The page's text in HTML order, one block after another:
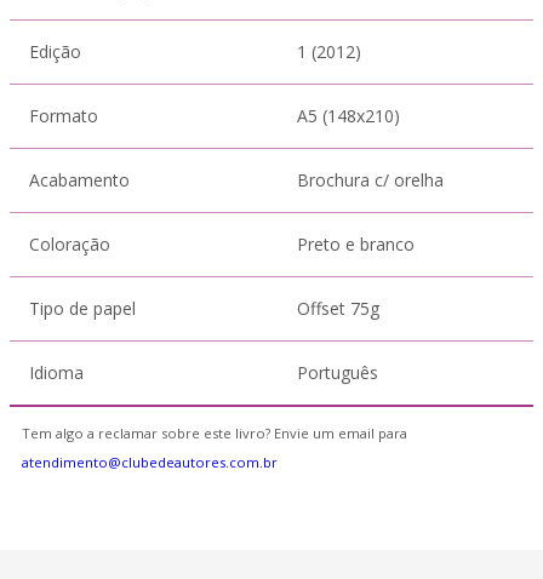
Edição 1 (2012)
Formato A5 (148x210)
Acabamento Brochura c/ orelha
Coloração Preto e branco
Tipo de papel Offset 75g
Idioma Português
Tem algo a reclamar sobre este livro? Envie um email para
atendimento@clubedeautores.com.br